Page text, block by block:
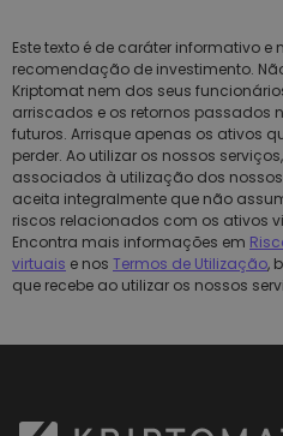
Este texto é de caráter informativo
recomendação de investimento.
Kriptomat nem dos seus
arriscados e os retornos passados
futuros. Arrisque apenas os ativos
perder. Ao utilizar os nossos
associados à utilização dos
aceita integralmente que não
riscos relacionados com os ativos
Encontra mais informações em
virtuais e nos Termos de Utilização,
que recebe ao utilizar os nossos